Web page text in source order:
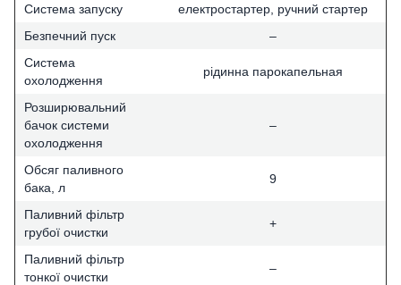
Система запуску
електростартер, ручний стартер
Безпечний пуск
–
Система
охолодження
рідинна парокапельная
Розширювальний
бачок системи
охолодження
–
Обсяг паливного
бака, л
9
Паливний фільтр
грубої очистки
+
Паливний фільтр
тонкої очистки
–